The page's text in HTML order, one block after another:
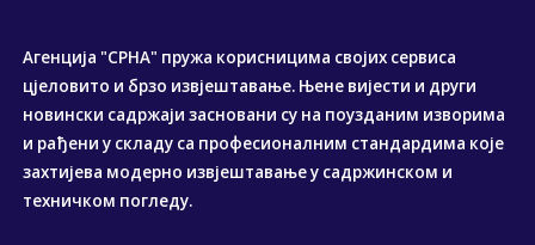
Агенција "СРНА" пружа корисницима својих сервиса
цјеловито и брзо извјештавање. Њене вијести и други
новински садржаји засновани су на поузданим изворима
и рађени у складу са професионалним стандардима које
захтијева модерно извјештавање у садржинском и
техничком погледу.